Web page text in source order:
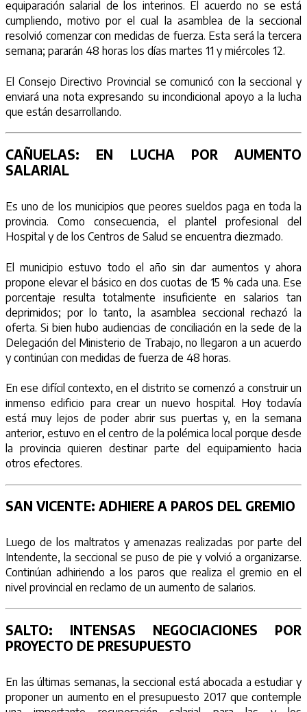
equiparación salarial de los interinos. El acuerdo no se está
cumpliendo, motivo por el cual la asamblea de la seccional
resolvió comenzar con medidas de fuerza. Esta será la tercera
semana; pararán 48 horas los días martes 11 y miércoles 12.
El Consejo Directivo Provincial se comunicó con la seccional y
enviará una nota expresando su incondicional apoyo a la lucha
que están desarrollando.
CAÑUELAS: EN LUCHA POR AUMENTO
SALARIAL
Es uno de los municipios que peores sueldos paga en toda la
provincia. Como consecuencia, el plantel profesional del
Hospital y de los Centros de Salud se encuentra diezmado.
El municipio estuvo todo el año sin dar aumentos y ahora
propone elevar el básico en dos cuotas de 15 % cada una. Ese
porcentaje resulta totalmente insuficiente en salarios tan
deprimidos; por lo tanto, la asamblea seccional rechazó la
oferta. Si bien hubo audiencias de conciliación en la sede de la
Delegación del Ministerio de Trabajo, no llegaron a un acuerdo
y continúan con medidas de fuerza de 48 horas.
En ese difícil contexto, en el distrito se comenzó a construir un
inmenso edificio para crear un nuevo hospital. Hoy todavía
está muy lejos de poder abrir sus puertas y, en la semana
anterior, estuvo en el centro de la polémica local porque desde
la provincia quieren destinar parte del equipamiento hacia
otros efectores.
SAN VICENTE: ADHIERE A PAROS DEL GREMIO
Luego de los maltratos y amenazas realizadas por parte del
Intendente, la seccional se puso de pie y volvió a organizarse.
Continúan adhiriendo a los paros que realiza el gremio en el
nivel provincial en reclamo de un aumento de salarios.
SALTO: INTENSAS NEGOCIACIONES POR
PROYECTO DE PRESUPUESTO
En las últimas semanas, la seccional está abocada a estudiar y
proponer un aumento en el presupuesto 2017 que contemple